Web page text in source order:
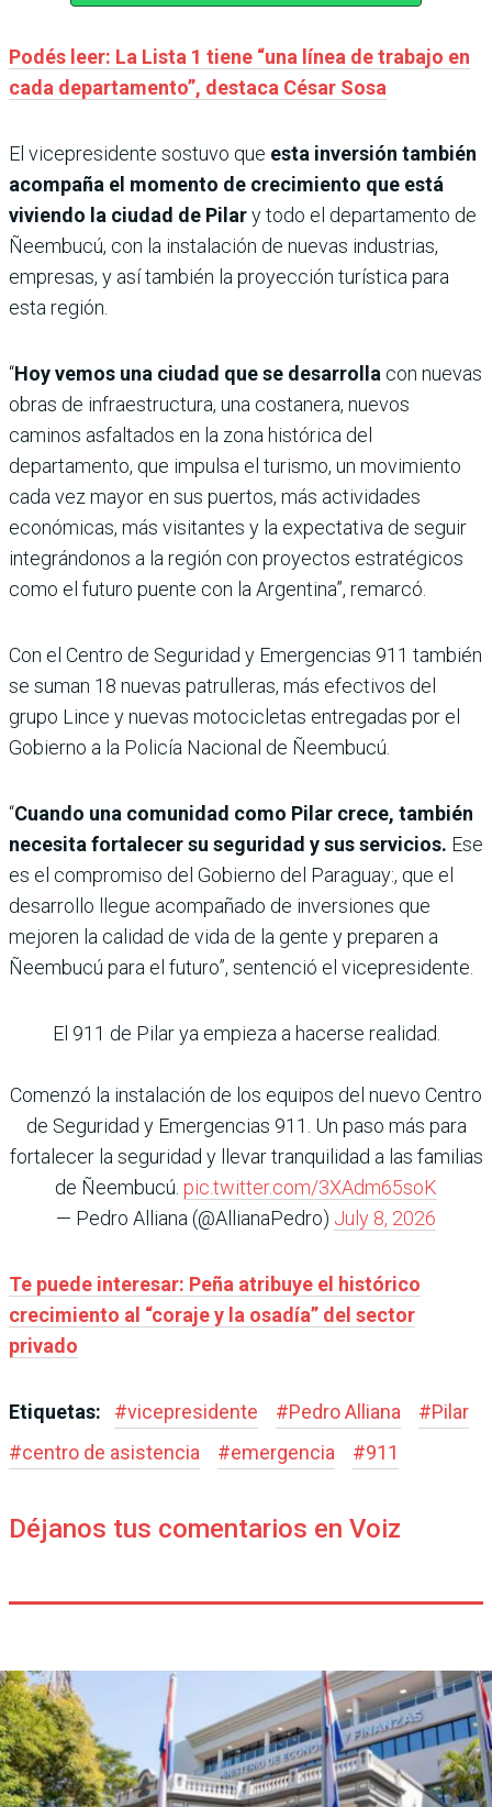
Podés leer: La Lista 1 tiene “una línea de trabajo en
cada departamento”, destaca César Sosa
El vicepresidente sostuvo que esta inversión también
acompaña el momento de crecimiento que está
viviendo la ciudad de Pilary todo el departamento de
Ñeembucú, con la instalación de nuevas industrias,
empresas, y así también la proyección turística para
esta región.
“Hoy vemos una ciudad que se desarrolla con nuevas
obras de infraestructura, una costanera, nuevos
caminos asfaltados en la zona histórica del
departamento, que impulsa el turismo, un movimiento
cada vez mayor en sus puertos, más actividades
económicas, más visitantes y la expectativa de seguir
integrándonos a la región con proyectos estratégicos
como el futuro puente con la Argentina”, remarcó.
Con el Centro de Seguridad y Emergencias 911 también
se suman 18 nuevas patrulleras, más efectivos del
grupo Lince y nuevas motocicletas entregadas por el
Gobierno a la Policía Nacional de Ñeembucú.
“Cuando una comunidad como Pilar crece, también
necesita fortalecer su seguridad y sus servicios. Ese
es el compromiso del Gobierno del Paraguay:, que el
desarrollo llegue acompañado de inversiones que
mejoren la calidad de vida de la gente y preparen a
Ñeembucú para el futuro”, sentenció el vicepresidente.
El 911 de Pilar ya empieza a hacerse realidad.
Comenzó la instalación de los equipos del nuevo Centro
de Seguridad y Emergencias 911. Un paso más para
fortalecer la seguridad y llevar tranquilidad a las familias
de Ñeembucú. pic.twitter.com/3XAdm65soK
— Pedro Alliana (@AllianaPedro) July 8, 2026
Te puede interesar: Peña atribuye el histórico
crecimiento al “coraje y la osadía” del sector
privado
Etiquetas: #vicepresidente #Pedro Alliana #Pilar
#centro de asistencia #emergencia #911
Déjanos tus comentarios en Voiz